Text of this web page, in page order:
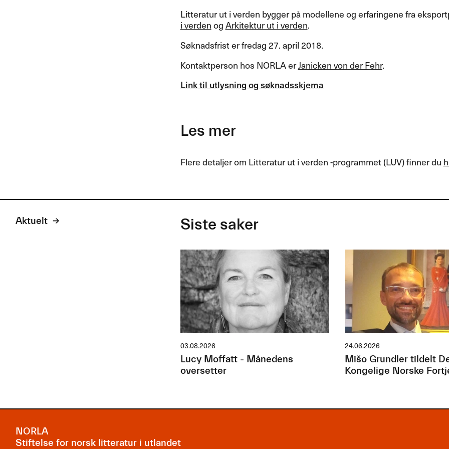
Litteratur ut i verden bygger på modellene og erfaringene fra
i verdenogArkitektur ut i verden.
Søknadsfrist er fredag 27. april 2018.
Kontaktperson hos NORLAerJanicken von der Fehr.
Link til utlysning og søknadsskjema
Les mer
Flere detaljer om Litteratur ut i verden -programmet (LUV) finner du
Aktuelt Siste saker
03.08.2026
Lucy Moffatt - Månedens
oversetter
24.06.2026
Mišo Grundler tildelt
Kongelige Norske
NORLA
Stiftelse for norsk litteratur i utlandet